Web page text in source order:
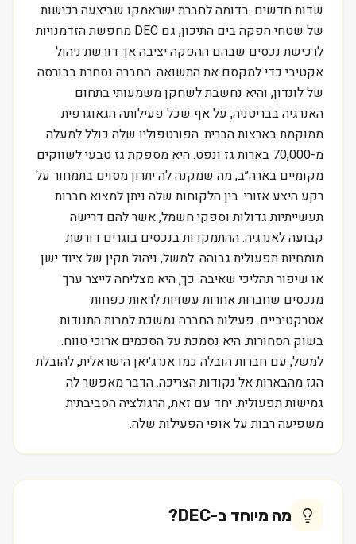
שדות חדשים. בדומה לחברת ישראמקו שביצעה רכישות
של שטחי הפקה בים התיכון, גם DEC מחפשת הזדמנויות
לרכישת נכסים שבהם ההפקה יציבה אך דורשת ניהול
אקטיבי כדי למקסם את התשואה. החברה נסחרת בבורסה
של לונדון, והיא נחשבת לשחקן משמעותי בתחום
האנרגיה בבריטניה, על אף שכל פעילותה הגאוגרפית
ממוקמת בארצות הברית. הפורטפוליו שלה כולל למעלה
מ-70,000 בארות גז ונפט. היא מספקת גז טבעי לשווקים
מקומיים בארה״ב, מה שמקנה לה יתרון מסוים בתמחור על
רקע היצע אזורי. בין הלקוחות שלה ניתן למצוא חברות
תעשייתיות גדולות וספקי חשמל, אשר להם דרישה
קבועה לאנרגיה. ההתמקדות בנכסים בוגרים דורשת
מומחיות תפעולית גבוהה. למשל, ניהול תקין של ציוד ישן
או שיפור תהליכי שאיבה. כך, היא מצליחה לייצר ערך
מנכסים שחברות אחרות עשויות לראות כפחות
אטרקטיביים. פעילות החברה נמשכת למרות התנודות
בשוק הסחורות. היא נסמכת על הסכמים ארוכי טווח.
למשל, עם חברות הובלה כמו אנרג׳יאן הישראלית, להובלת
הגז מהבארות אל נקודות הצריכה. הדבר מאפשר לה
גמישות תפעולית. יחד עם זאת, הרגולציה הסביבתית
משפיעה רבות על אופי הפעילות שלה.
מה מיוחד ב-DEC
?